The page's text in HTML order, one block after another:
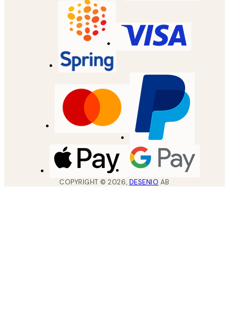
COPYRIGHT ©2026, DESENIO AB